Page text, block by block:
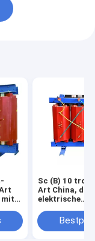
Sc (B) 10
Art China, das
elektrische
Hersteller
elektrischen